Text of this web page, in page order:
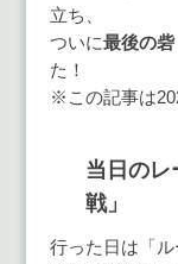
立ち、
ついに最後の砦
た！
※この記事は
当日のレ
戦」
行った日は「